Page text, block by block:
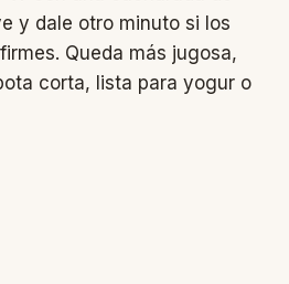
y dale otro minuto si los
Queda más jugosa,
corta, lista para yogur o